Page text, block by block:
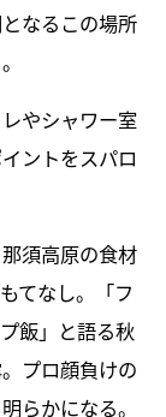
なるこの場所
やシャワー室
ントをスパロ
須高原の食材
てなし。「フ
飯」と語る秋
プロ顔負けの
らかになる。